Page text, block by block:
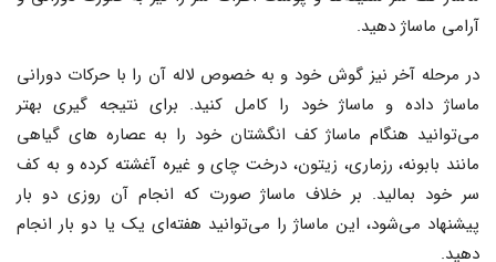
آرامی ماساژ دهید.
در مرحله آخر نیز گوش خود و به خصوص لاله آن را با حرکات دورانی
ماساژ داده و ماساژ خود را کامل کنید. برای نتیجه گیری بهتر
می‌توانید هنگام ماساژ کف انگشتان خود را به عصاره های گیاهی
مانند بابونه، رزماری، زیتون، درخت چای و غیره آغشته کرده و به کف
سر خود بمالید. بر خلاف ماساژ صورت که انجام آن روزی دو بار
پیشنهاد می‌شود، این ماساژ را می‌توانید هفته‌ای یک یا دو بار انجام
دهید.